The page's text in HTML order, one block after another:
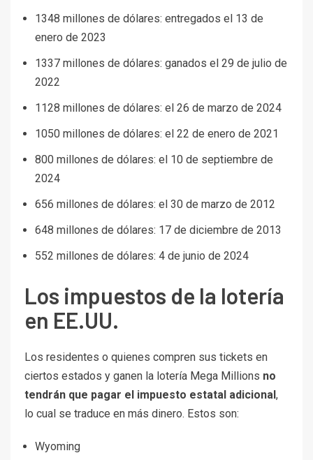
1348 millones de dólares: entregados el 13 de
enero de 2023
1337 millones de dólares: ganados el 29 de julio de
2022
1128 millones de dólares: el 26 de marzo de 2024
1050 millones de dólares: el 22 de enero de 2021
800 millones de dólares: el 10 de septiembre de
2024
656 millones de dólares: el 30 de marzo de 2012
648 millones de dólares: 17 de diciembre de 2013
552 millones de dólares: 4 de junio de 2024
Los impuestos de la lotería
en EE.UU.
Los residentes o quienes compren sus tickets en
ciertos estados y ganen la lotería Mega Millions no
tendrán que pagar el impuesto estatal adicional,
lo cual se traduce en más dinero. Estos son:
Wyoming